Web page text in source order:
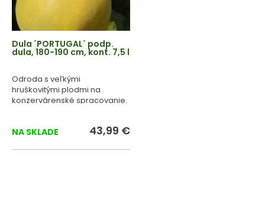
Dula ´PORTUGAL´ podp.
dula, 180-190 cm, kont. 7,5 l
Odroda s veľkými
hruškovitými plodmi na
konzervárenské spracovanie.
NA SKLADE 43,99 €